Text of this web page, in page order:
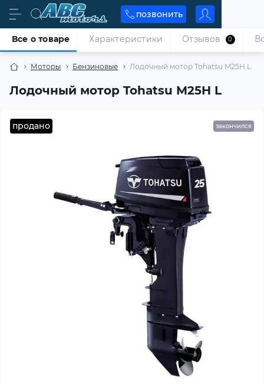
позвонить
Моторы Бензиновые Лодочный мотор Tohatsu M25H L
Лодочный мотор Tohatsu M25H L
Все о товаре Характеристики Отзывов 0
продано закончился